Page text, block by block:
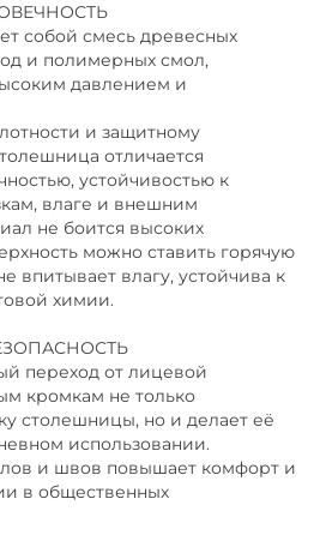
собой смесь древесных
и полимерных смол,
давлением и
и защитному
отличается
устойчивостью к
влаге и внешним
не боится высоких
можно ставить горячую
впитывает влагу, устойчива к
химии.
переход от лицевой
кромкам не только
столешницы, но и делает её
использовании.
и швов повышает комфорт и
в общественных